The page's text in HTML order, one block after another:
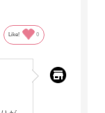
Like! 0